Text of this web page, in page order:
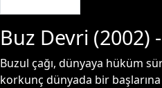
Buz Devri (2002)
Buzul çağı, dünyaya hüküm
korkunç dünyada bir